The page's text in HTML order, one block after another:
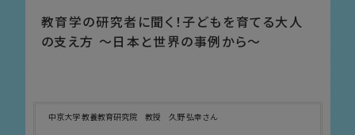
教育学の研究者に聞く！子どもを育てる大人
の支え方 〜日本と世界の事例から〜
中京大学 教養教育研究院 教授 久野 弘幸さん